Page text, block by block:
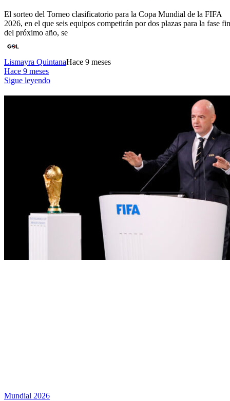
El sorteo del Torneo clasificatorio para la Copa Mundial de la FIFA
2026, en el que seis equipos competirán por dos plazas para la fase
del próximo año, se
Lismayra QuintanaHace 9 meses
Hace 9 meses
Sigue leyendo
Mundial 2026